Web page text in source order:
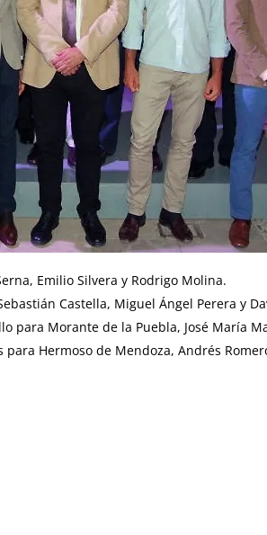
Emilio Silvera y Rodrigo Molina.
Castella, Miguel Ángel Perera y
para Morante de la Puebla, José María
para Hermoso de Mendoza, Andrés